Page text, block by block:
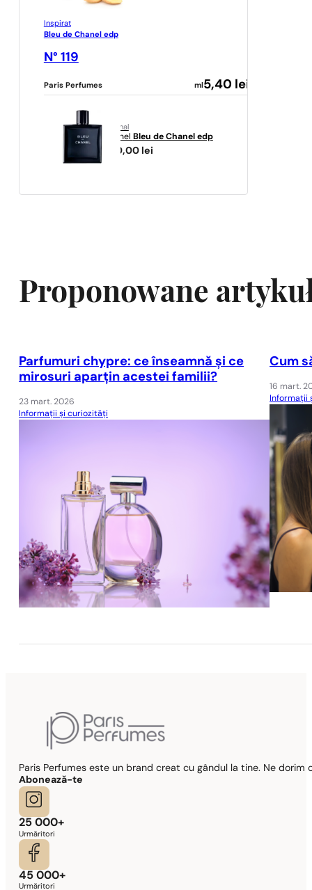
Inspirat
Bleu de Chanel edp
N° 119
Paris Perfumes ml 5,40 lei
original
Chanel Bleu de Chanel edp
660,00 lei
Proponowane
Parfumuri chypre: ce înseamnă și ce
mirosuri aparțin acestei familii?
23 mart. 2026
Informații și curiozități
Cum
16 mart.
Informații
Paris Perfumes este un brand creat cu gândul la tine. Ne
Abonează-te
25 000+
Urmăritori
45 000+
Urmăritori